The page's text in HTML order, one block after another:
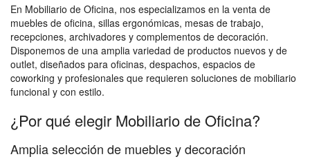
En Mobiliario de Oficina, nos especializamos en la venta de
muebles de oficina, sillas ergonómicas, mesas de trabajo,
recepciones, archivadores y complementos de decoración.
Disponemos de una amplia variedad de productos nuevos y de
outlet, diseñados para oficinas, despachos, espacios de
coworking y profesionales que requieren soluciones de mobiliario
funcional y con estilo.
¿Por qué elegir Mobiliario de Oficina?
Amplia selección de muebles y decoración